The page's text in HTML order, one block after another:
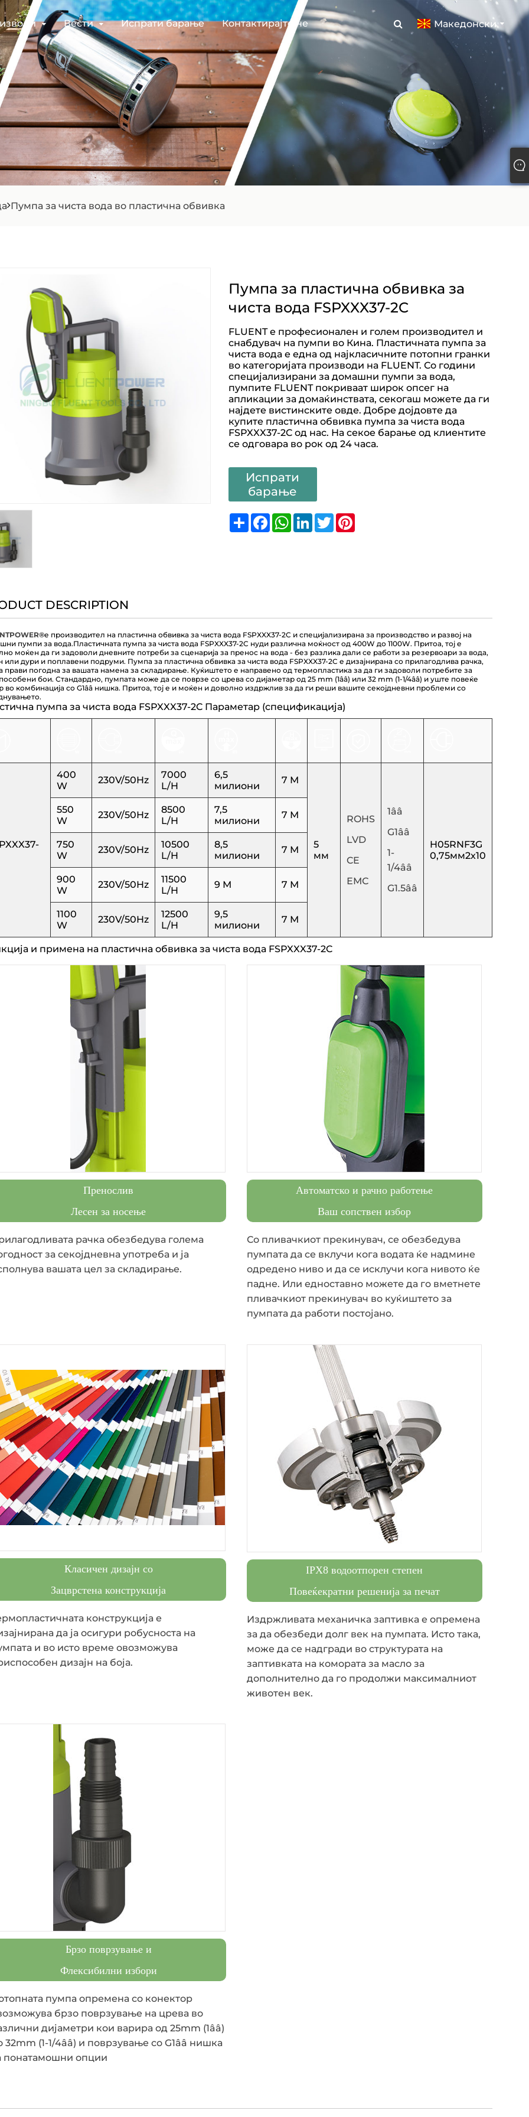
Вести Испрати барање Контактирајте не Македонски
Пумпа за чиста вода во пластична обвивка
Пумпа за пластична обвивка за
чиста вода FSPXXX37-2C
FLUENT е професионален и голем производител и
снабдувач на пумпи во Кина. Пластичната пумпа за
чиста вода е една од најкласичните потопни гранки
во категоријата производи на FLUENT. Со години
специјализирани за домашни пумпи за вода,
пумпите FLUENT покриваат широк опсег на
апликации за домаќинствата, секогаш можете да ги
најдете вистинските овде. Добре дојдовте да
купите пластична обвивка пумпа за чиста вода
FSPXXX37-2C од нас. На секое барање од клиентите
се одговара во рок од 24 часа.
Испрати
барање
ShareFacebook
WhatsApp
LinkedIn
TwitterPinterest
DESCRIPTION
е производител на пластична обвивка за чиста вода FSPXXX37-2C и специјализирана за производство и развој на
пумпи за вода.Пластичната пумпа за чиста вода FSPXXX37-2C нуди различна моќност од 400W до 1100W. Притоа, тој е
моќен да ги задоволи дневните потреби за сценарија за пренос на вода - без разлика дали се работи за резервоари за вода,
или дури и поплавени подруми. Пумпа за пластична обвивка за чиста вода FSPXXX37-2C е дизајнирана со прилагодлива рачка,
прави погодна за вашата намена за складирање. Куќиштето е направено од термопластика за да ги задоволи потребите за
бои. Стандардно, пумпата може да се поврзе со црева со дијаметар од 25 mm (1ââ) или 32 mm (1-1/4ââ) и уште повеќе
во комбинација со G1ââ нишка. Притоа, тој е и моќен и доволно издржлив за да ги реши вашите секојдневни проблеми со
пумпа за чиста вода FSPXXX37-2C Параметар (спецификација)
400
W
230V/50Hz
7000
L/H
6,5
милиони
7 М
5
мм
ROHS
LVD
CE
ЕМС
1ââ
G1ââ
1-
1/4ââ
G1.5ââ
H05RNF3G
0,75мм2х10
550
W
230V/50Hz
8500
L/H
7,5
милиони
7 М
750
W
230V/50Hz
10500
L/H
8,5
милиони
7 М
900
W
230V/50Hz
11500
L/H
9 М 7 М
1100
W
230V/50Hz
12500
L/H
9,5
милиони
7 М
и примена на пластична обвивка за чиста вода FSPXXX37-2C
Пренослив
Лесен за носење
рачка обезбедува голема
за секојдневна употреба и ја
вашата цел за складирање.
Автоматско и рачно работење
Ваш сопствен избор
Со пливачкиот прекинувач, се обезбедува
пумпата да се вклучи кога водата ќе надмине
одредено ниво и да се исклучи кога нивото ќе
падне. Или едноставно можете да го вметнете
пливачкиот прекинувач во куќиштето за
пумпата да работи постојано.
Класичен дизајн со
Зацврстена конструкција
конструкција е
да ја осигури робусноста на
и во исто време овозможува
дизајн на боја.
IPX8 водоотпорен степен
Повеќекратни решенија за печат
Издржливата механичка заптивка е опремена
за да обезбеди долг век на пумпата. Исто така,
може да се надгради во структурата на
заптивката на комората за масло за
дополнително да го продолжи максималниот
животен век.
Брзо поврзување и
Флексибилни избори
пумпа опремена со конектор
брзо поврзување на црева во
дијаметри кои варира од 25mm (1ââ)
32mm (1-1/4ââ) и поврзување со G1ââ нишка
понатамошни опции